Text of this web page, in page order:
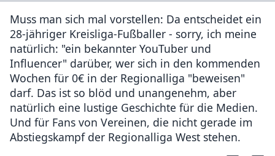
Muss man sich mal vorstellen: Da entscheidet ein
28-jähriger Kreisliga-Fußballer - sorry, ich meine
natürlich: "ein bekannter YouTuber und
Influencer" darüber, wer sich in den kommenden
Wochen für 0€ in der Regionalliga "beweisen"
darf. Das ist so blöd und unangenehm, aber
natürlich eine lustige Geschichte für die Medien.
Und für Fans von Vereinen, die nicht gerade im
Abstiegskampf der Regionalliga West stehen.